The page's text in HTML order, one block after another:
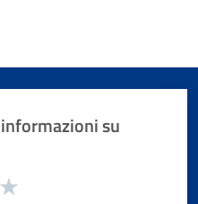
su